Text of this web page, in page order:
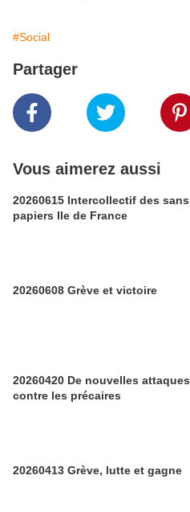
#Social
Partager
Vous aimerez aussi
20260615 Intercollectif des sans
papiers Ile de France
20260608 Grève et victoire
20260420 De nouvelles attaques
contre les précaires
20260413 Grève, lutte et gagne